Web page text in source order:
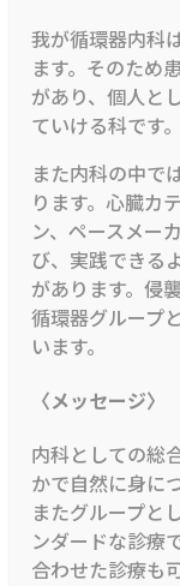
我が循環器内科
ます。そのため
があり、個人と
ていける科です。
また内科の中で
ります。心臓カ
ン、ペースメー
び、実践できる
があります。侵
循環器グループ
います。
〈メッセージ〉
内科としての総
かで自然に身に
またグループと
ンダードな診療
合わせた診療も